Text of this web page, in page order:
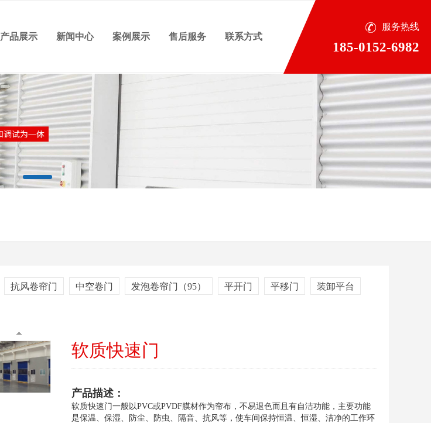
产品展示 新闻中心 案例展示 售后服务 联系方式
服务热线
185-0152-6982
抗风卷帘门
抗风卷帘门 中空卷门 发泡卷帘门（95） 平开门 平移门 装卸平台
软质快速门
产品描述：
软质快速门一般以PVC或PVDF膜材作为帘布，不易退色而且有自洁功能，主要功能
是保温、保湿、防尘、防虫、隔音、抗风等，使车间保持恒温、恒湿、洁净的工作环